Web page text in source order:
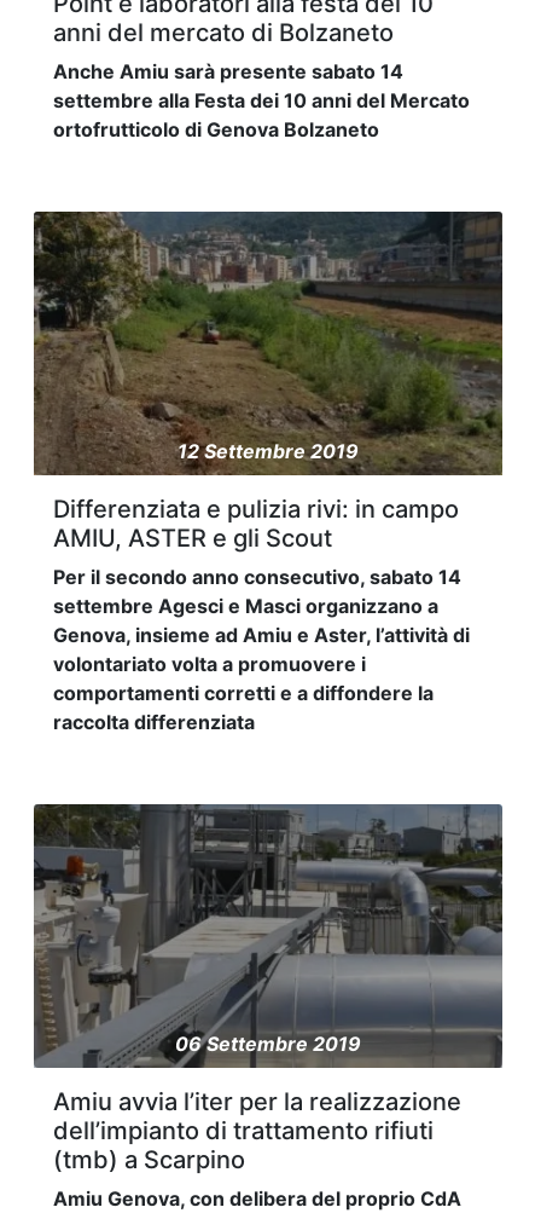
anni del mercato di Bolzaneto
Anche Amiu sarà presente sabato 14
settembre alla Festa dei 10 anni del Mercato
ortofrutticolo di Genova Bolzaneto
12 Settembre 2019
Differenziata e pulizia rivi: in campo
AMIU, ASTER e gli Scout
Per il secondo anno consecutivo, sabato 14
settembre Agesci e Masci organizzano a
Genova, insieme ad Amiu e Aster, l’attività di
volontariato volta a promuovere i
comportamenti corretti e a diffondere la
raccolta differenziata
06 Settembre 2019
Amiu avvia l’iter per la realizzazione
dell’impianto di trattamento rifiuti
(tmb) a Scarpino
Amiu Genova, con delibera del proprio CdA